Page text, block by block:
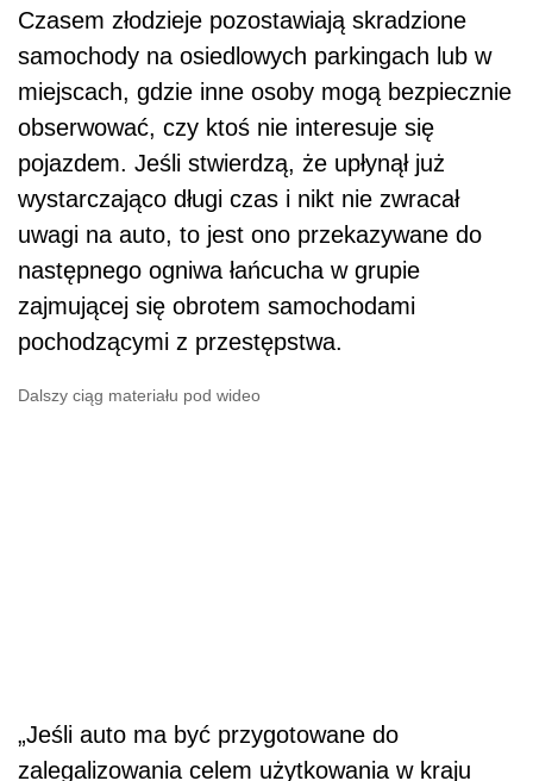
Czasem złodzieje pozostawiają skradzione
samochody na osiedlowych parkingach lub w
miejscach, gdzie inne osoby mogą bezpiecznie
obserwować, czy ktoś nie interesuje się
pojazdem. Jeśli stwierdzą, że upłynął już
wystarczająco długi czas i nikt nie zwracał
uwagi na auto, to jest ono przekazywane do
następnego ogniwa łańcucha w grupie
zajmującej się obrotem samochodami
pochodzącymi z przestępstwa.
Dalszy ciąg materiału pod wideo
„Jeśli auto ma być przygotowane do
zalegalizowania celem użytkowania w kraju